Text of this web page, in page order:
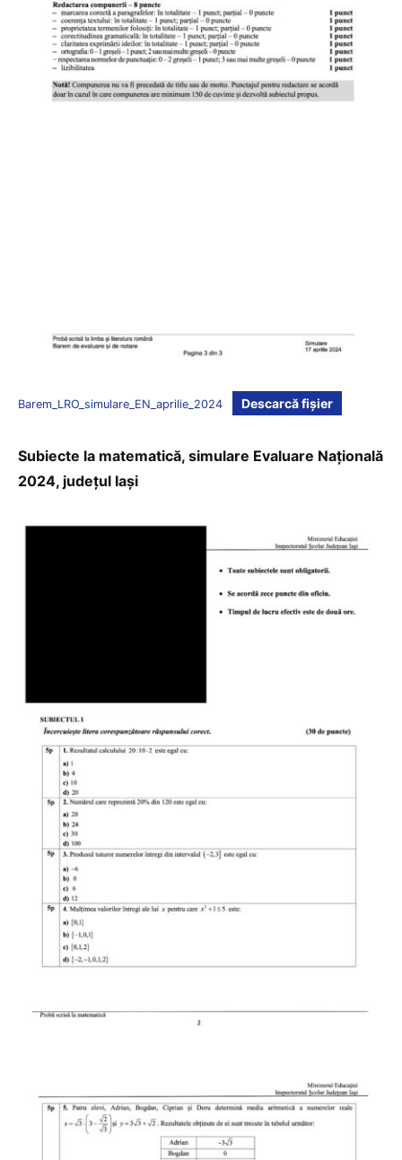
Barem_LRO_simulare_EN_aprilie_2024 Descarcă fișier
Subiecte la matematică, simulare Evaluare Națională
2024, județul Iași